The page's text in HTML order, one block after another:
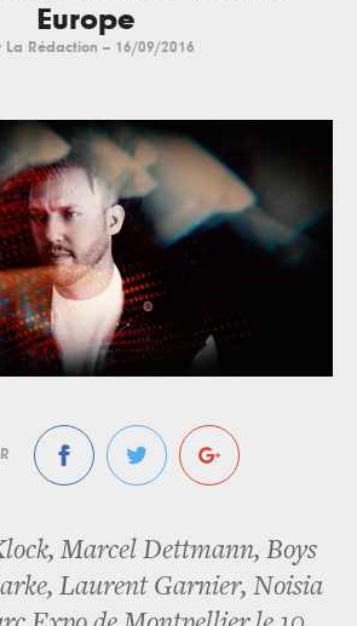
Europe
La Rédaction -- 16/09/2016
Marcel Dettmann, Boys
Laurent Garnier, Noisia